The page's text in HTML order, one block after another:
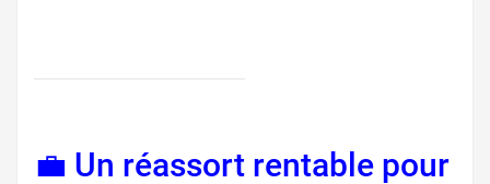
💼 Un réassort rentable pour